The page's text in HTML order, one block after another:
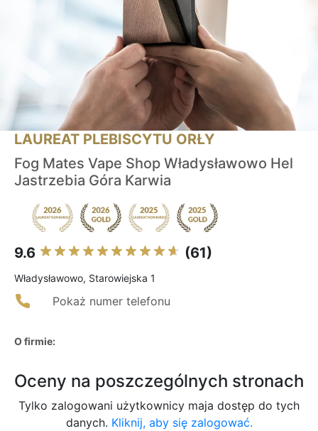
LAUREAT PLEBISCYTU ORŁY
Fog Mates Vape Shop Władysławowo Hel
Jastrzebia Góra Karwia
9.6 (61)
Władysławowo, Starowiejska 1
Pokaż numer telefonu
O firmie:
Oceny na poszczególnych stronach
Tylko zalogowani użytkownicy maja dostęp do tych
danych. Kliknij, aby się zalogować.